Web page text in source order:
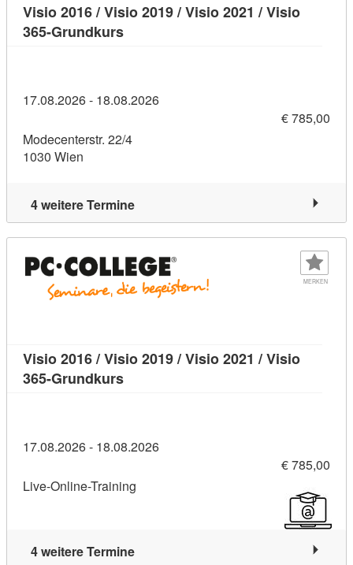
Visio 2016 / Visio 2019 / Visio 2021 / Visio
365-GrundkursKursdetail: Visio 2016 / Visio 2019 /
17.08.2026 - 18.08.2026
€ 785,00
Modecenterstr. 22/4
1030 Wien
4 weitere Termine
MERKEN
Visio 2016 / Visio 2019 / Visio 2021 / Visio
365-GrundkursKursdetail: Visio 2016 / Visio 2019 /
17.08.2026 - 18.08.2026
€ 785,00
Live-Online-Training
4 weitere Termine